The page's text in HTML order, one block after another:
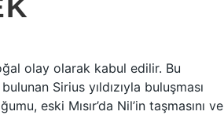
olay olarak kabul edilir. Bu
Sirius yıldızıyla buluşması
eski Mısır’da Nil’in taşmasını ve